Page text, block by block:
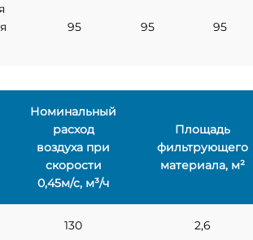
95 95 95
Номинальный
расход
воздуха при
скорости
0,45м/с, м³/ч
Площадь
фильтрующего
материала, м²
130 2,6